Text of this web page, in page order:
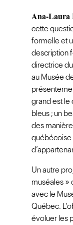
Ana-Laura
cette
formelle et
description
directrice
au Musée
grand est le
bleus ; un
des
québécoise
Un autre
muséales »
avec le
Québec.
évoluer les